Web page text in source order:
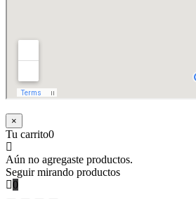
×
Tu carrito0
Aún no agregaste productos.
Seguir mirando productos
0